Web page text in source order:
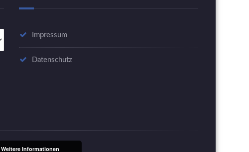
Impressum
Datenschutz
Weitere Informationen